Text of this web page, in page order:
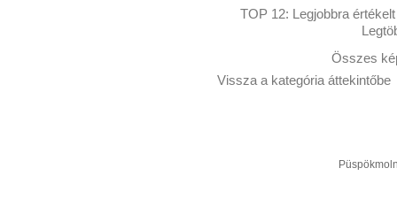
TOP 12: Legjobbra értékelt
Összes
Vissza a kategória áttekintőbe